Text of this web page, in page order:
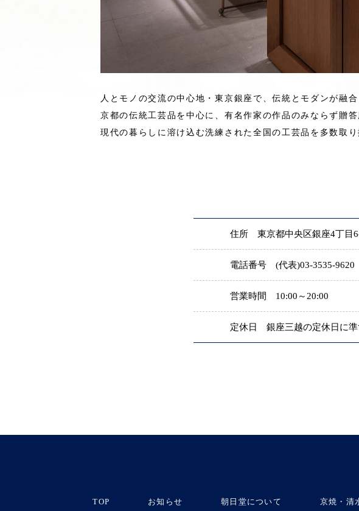
人とモノの交流の中心地・東京銀座で、伝統とモダンが融
京都の伝統工芸品を中心に、有名作家の作品のみならず贈答
現代の暮らしに溶け込む洗練された全国の工芸品を多数取り
住所 東京都中央区銀座4丁
電話番号 (代表)03-3535-9620
営業時間 10:00～20:00
定休日 銀座三越の定休日に準
TOP お知らせ 朝日堂について 京焼・清